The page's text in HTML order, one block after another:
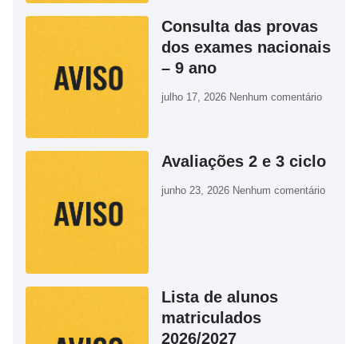
Consulta das provas
dos exames nacionais
– 9 ano
julho 17, 2026 Nenhum comentário
Avaliações 2 e 3 ciclo
junho 23, 2026 Nenhum comentário
Lista de alunos
matriculados
2026/2027